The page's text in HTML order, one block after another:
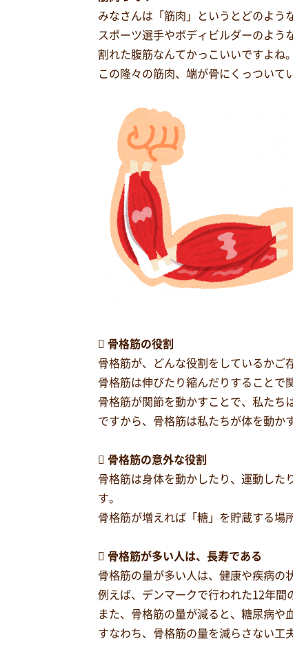
みなさんは「筋肉」というとどのよう
スポーツ選手やボディビルダーのよう
割れた腹筋なんてかっこいいですよね。
この隆々の筋肉、端が骨にくっついて
 骨格筋の役割
骨格筋が、どんな役割をしているかご
骨格筋は伸びたり縮んだりすることで
骨格筋が関節を動かすことで、私たち
ですから、骨格筋は私たちが体を動か
 骨格筋の意外な役割
骨格筋は身体を動かしたり、運動した
す。
骨格筋が増えれば「糖」を貯蔵する場
 骨格筋が多い人は、長寿である
骨格筋の量が多い人は、健康や疾病の
例えば、デンマークで行われた12年間
また、骨格筋の量が減ると、糖尿病や
すなわち、骨格筋の量を減らさない工